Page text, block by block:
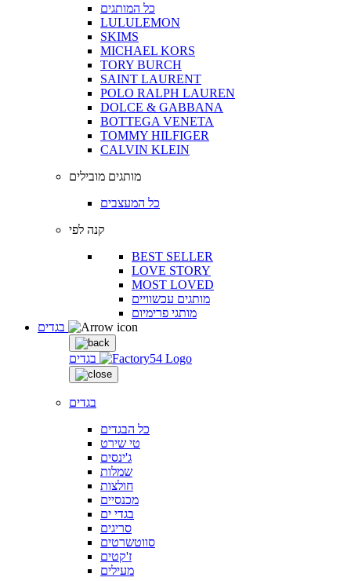
כל המותגים
LULULEMON
SKIMS
MICHAEL KORS
TORY BURCH
SAINT LAURENT
POLO RALPH LAUREN
DOLCE & GABBANA
BOTTEGA VENETA
TOMMY HILFIGER
CALVIN KLEIN
מותגים מובילים
כל המעצבים
קנה לפי
BEST SELLER
LOVE STORY
MOST LOVED
מותגים עכשוויים
מותגי פרימיום
בגדים
בגדים
כל הבגדים
טי שירט
ג'ינסים
שמלות
חולצות
מכנסיים
בגדי ים
סריגים
סווטשרטים
ז'קטים
מעילים